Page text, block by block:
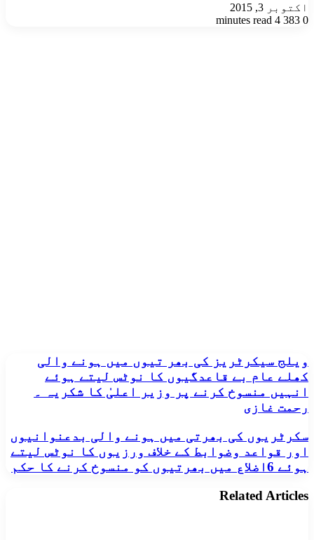
اکتوبر 3, 2015
0
4 minutes read
ویلج
سیکرٹریز
کی
بھر
تیوں
ہونے
والی
کھلے
عام
قاعدگیوں
ویلج سیکرٹریز کی بھر تیوں میں ہونے والی
کھلے عام بے قاعدگیوں کا نوٹس لیتے ہوئے
انہیں منسوخ کرنے پر وزیر اعلیٰ کا شکریہ ۔
رحمت غازی
سکرٹریوں
کی
بھرتی
میں
والی
سکرٹریوں کی بھرتی میں ہونے والی بدعنوانیوں
اور قواعد وضوابط کے خلاف ورزیوں کا نوٹس لیتے
ہوئے 6اضلاع میں بھرتیوں کو منسوخ کرنے کا حکم
Related Articles